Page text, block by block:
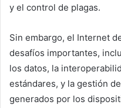
y el control de plagas.
Sin embargo, el Internet
desafíos importantes,
los datos, la
estándares, y la gestión
generados por los